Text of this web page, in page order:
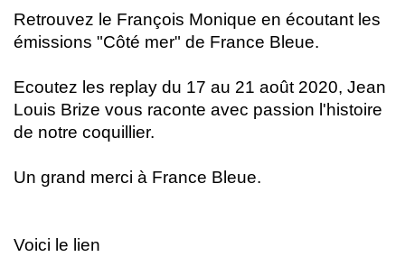
Retrouvez le François Monique en écoutant les
émissions "Côté mer" de France Bleue.
Ecoutez les replay du 17 au 21 août 2020, Jean
Louis Brize vous raconte avec passion l'histoire
de notre coquillier.
Un grand merci à France Bleue.
Voici le lien